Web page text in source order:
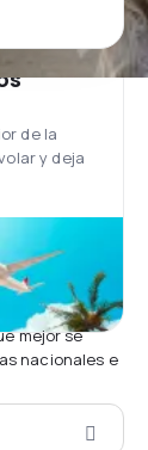
de la
y deja
mejor se
nacionales e